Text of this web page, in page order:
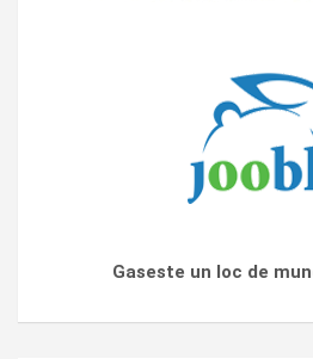
Gaseste un loc de